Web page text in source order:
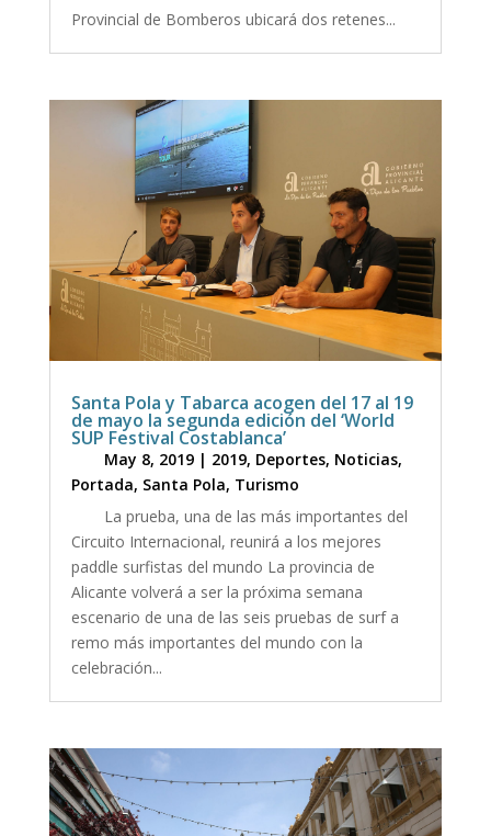
Provincial de Bomberos ubicará dos retenes...
Santa Pola y Tabarca acogen del 17 al 19
de mayo la segunda edición del ‘World
SUP Festival Costablanca’
May 8, 2019| 2019, Deportes, Noticias,
Portada, Santa Pola, Turismo
La prueba, una de las más importantes del
Circuito Internacional, reunirá a los mejores
paddle surfistas del mundo La provincia de
Alicante volverá a ser la próxima semana
escenario de una de las seis pruebas de surf a
remo más importantes del mundo con la
celebración...